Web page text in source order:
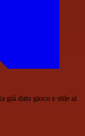
già dato gioco e stile al